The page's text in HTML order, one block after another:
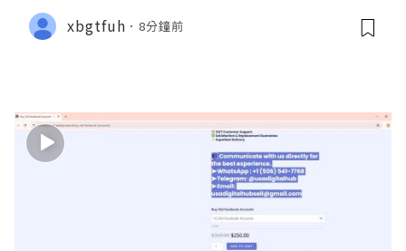
xbgtfuh 8分鐘前